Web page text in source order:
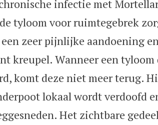
infectie met
tyloom voor ruimtegebrek
zeer pijnlijke aandoening
kreupel. Wanneer een
komt deze niet meer terug.
lokaal wordt verdoofd
Het zichtbare